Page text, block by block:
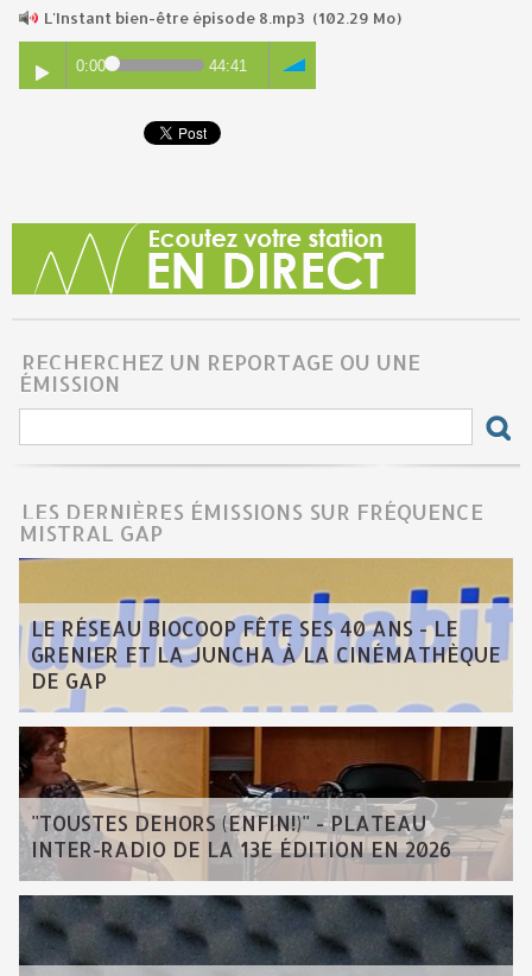
L'Instant bien-être épisode 8.mp3 (102.29 Mo)
0:00 44:41
RECHERCHEZ UN REPORTAGE OU UNE
ÉMISSION
LES DERNIÈRES ÉMISSIONS SUR FRÉQUENCE
MISTRAL GAP
LE RÉSEAU BIOCOOP FÊTE SES 40 ANS - LE
GRENIER ET LA JUNCHA À LA CINÉMATHÈQUE
DE GAP
"TOUSTES DEHORS (ENFIN!)" - PLATEAU
INTER-RADIO DE LA 13E ÉDITION EN 2026